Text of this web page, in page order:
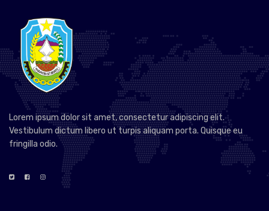
Lorem ipsum dolor sit amet, consectetur adipiscing elit.
Vestibulum dictum libero ut turpis aliquam porta. Quisque eu
fringilla odio.